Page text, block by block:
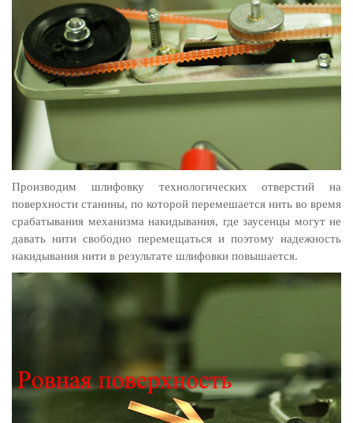
Производим шлифовку технологических отверстий на
поверхности станины, по которой перемешается нить во время
срабатывания механизма накидывания, где заусенцы могут не
давать нити свободно перемещаться и поэтому надежность
накидывания нити в результате шлифовки повышается.